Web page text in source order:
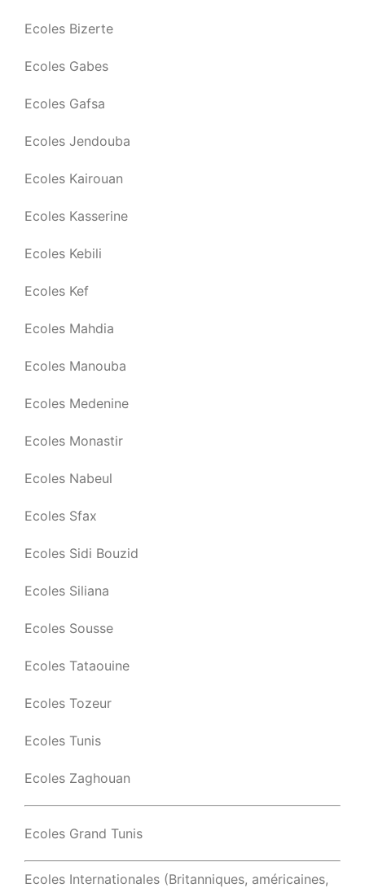
Ecoles Bizerte
Ecoles Gabes
Ecoles Gafsa
Ecoles Jendouba
Ecoles Kairouan
Ecoles Kasserine
Ecoles Kebili
Ecoles Kef
Ecoles Mahdia
Ecoles Manouba
Ecoles Medenine
Ecoles Monastir
Ecoles Nabeul
Ecoles Sfax
Ecoles Sidi Bouzid
Ecoles Siliana
Ecoles Sousse
Ecoles Tataouine
Ecoles Tozeur
Ecoles Tunis
Ecoles Zaghouan
Ecoles Grand Tunis
Ecoles Internationales (Britanniques, américaines,